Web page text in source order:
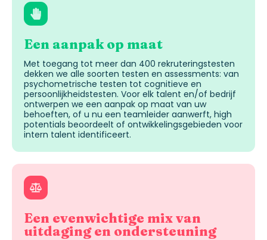
Een aanpak op maat
Met toegang tot meer dan 400 rekruteringstesten
dekken we alle soorten testen en assessments: van
psychometrische testen tot cognitieve en
persoonlijkheidstesten. Voor elk talent en/of bedrijf
ontwerpen we een aanpak op maat van uw
behoeften, of u nu een teamleider aanwerft, high
potentials beoordeelt of ontwikkelingsgebieden voor
intern talent identificeert.
Een evenwichtige mix van
uitdaging en ondersteuning